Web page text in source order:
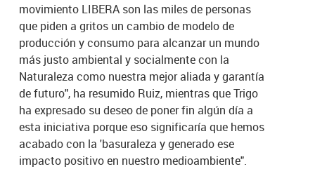
movimiento LIBERA son las miles de personas
que piden a gritos un cambio de modelo de
producción y consumo para alcanzar un mundo
más justo ambiental y socialmente con la
Naturaleza como nuestra mejor aliada y garantía
de futuro", ha resumido Ruiz, mientras que Trigo
ha expresado su deseo de poner fin algún día a
esta iniciativa porque eso significaría que hemos
acabado con la 'basuraleza y generado ese
impacto positivo en nuestro medioambiente".